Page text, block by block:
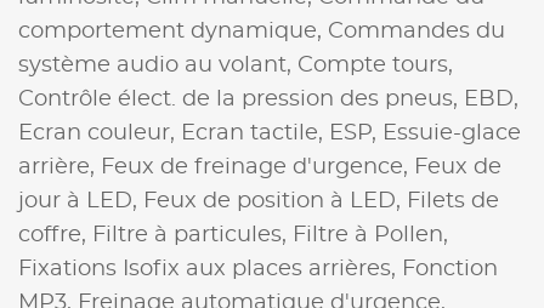
comportement dynamique, Commandes du
système audio au volant, Compte tours,
Contrôle élect. de la pression des pneus, EBD,
Ecran couleur, Ecran tactile, ESP, Essuie-glace
arrière, Feux de freinage d'urgence, Feux de
jour à LED, Feux de position à LED, Filets de
coffre, Filtre à particules, Filtre à Pollen,
Fixations Isofix aux places arrières, Fonction
MP3, Freinage automatique d'urgence,